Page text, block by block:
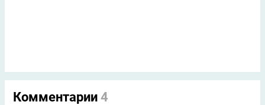
Комментарии 4